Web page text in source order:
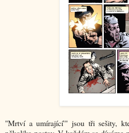
"Mrtví a umírající'" jsou tři sešity,